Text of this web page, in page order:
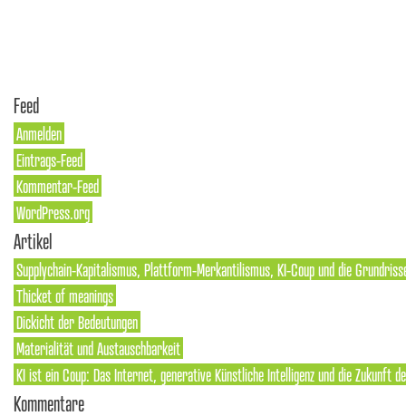
Feed
Anmelden
Eintrags-Feed
Kommentar-Feed
WordPress.org
Artikel
Supplychain-Kapitalismus, Plattform-Merkantilismus, KI-Coup und die
Thicket of meanings
Dickicht der Bedeutungen
Materialität und Austauschbarkeit
KI ist ein Coup: Das Internet, generative Künstliche Intelligenz und die Zukunft
Kommentare